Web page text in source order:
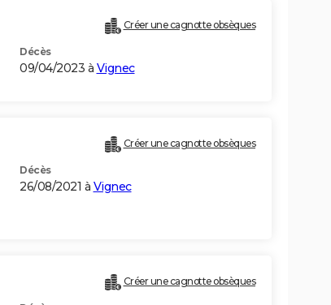
Créer une cagnotte obsèques
Décès
09/04/2023 à Vignec
Créer une cagnotte obsèques
Décès
26/08/2021 à Vignec
Créer une cagnotte obsèques